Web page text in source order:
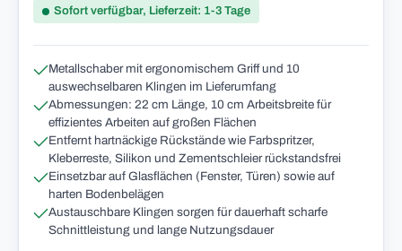
Sofort verfügbar, Lieferzeit: 1-3 Tage
Metallschaber mit ergonomischem Griff und 10
auswechselbaren Klingen im Lieferumfang
Abmessungen: 22 cm Länge, 10 cm Arbeitsbreite für
effizientes Arbeiten auf großen Flächen
Entfernt hartnäckige Rückstände wie Farbspritzer,
Kleberreste, Silikon und Zementschleier rückstandsfrei
Einsetzbar auf Glasflächen (Fenster, Türen) sowie auf
harten Bodenbelägen
Austauschbare Klingen sorgen für dauerhaft scharfe
Schnittleistung und lange Nutzungsdauer